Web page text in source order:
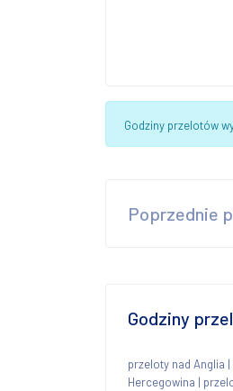
Godziny przelotów
Poprzednie
Godziny
przeloty nad Anglia |
Hercegowina |